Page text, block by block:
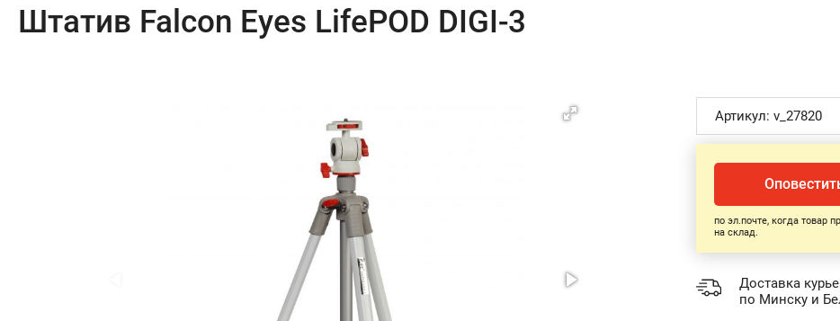
Штатив Falcon Eyes LifePOD DIGI-3
Артикул: v_27820
по эл.почте, когда товар
на склад.
Доставка
по Минску и